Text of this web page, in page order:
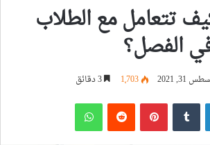
تتعامل مع الطلاب
الفصل؟
31, 2021 1٬703
لينكدإن بينتيريست واتساب